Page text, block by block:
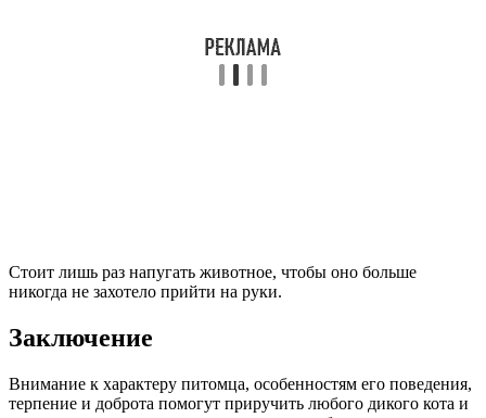
Стоит лишь раз напугать животное, чтобы оно больше
никогда не захотело прийти на руки.
Заключение
Внимание к характеру питомца, особенностям его поведения,
терпение и доброта помогут приручить любого дикого кота и